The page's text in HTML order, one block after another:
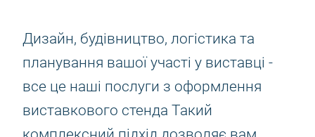
Дизайн, будівництво, логістика та
планування вашої участі у виставці -
все це наші послуги з оформлення
виставкового стенда Такий